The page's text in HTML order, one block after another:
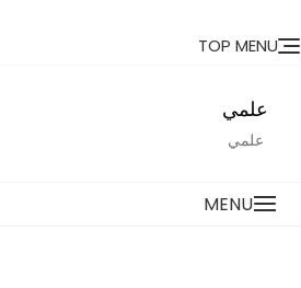
TOP MENU
علمي
علمي
MENU